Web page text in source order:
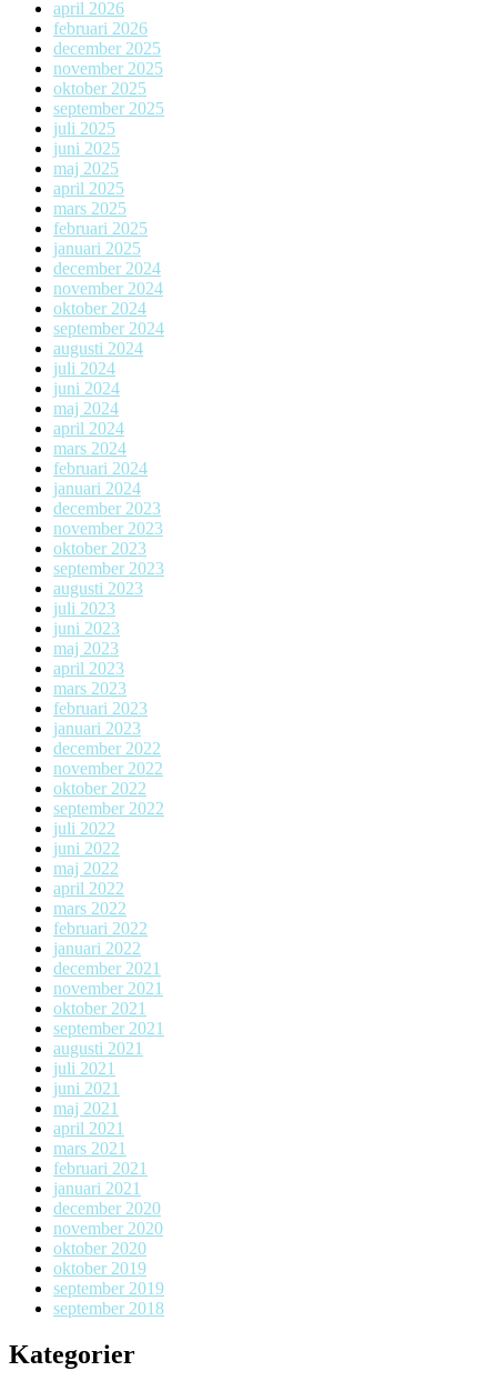
april 2026
februari 2026
december 2025
november 2025
oktober 2025
september 2025
juli 2025
juni 2025
maj 2025
april 2025
mars 2025
februari 2025
januari 2025
december 2024
november 2024
oktober 2024
september 2024
augusti 2024
juli 2024
juni 2024
maj 2024
april 2024
mars 2024
februari 2024
januari 2024
december 2023
november 2023
oktober 2023
september 2023
augusti 2023
juli 2023
juni 2023
maj 2023
april 2023
mars 2023
februari 2023
januari 2023
december 2022
november 2022
oktober 2022
september 2022
juli 2022
juni 2022
maj 2022
april 2022
mars 2022
februari 2022
januari 2022
december 2021
november 2021
oktober 2021
september 2021
augusti 2021
juli 2021
juni 2021
maj 2021
april 2021
mars 2021
februari 2021
januari 2021
december 2020
november 2020
oktober 2020
oktober 2019
september 2019
september 2018
Kategorier